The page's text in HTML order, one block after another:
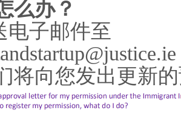
么办？
电子邮件至
将向您发出更新